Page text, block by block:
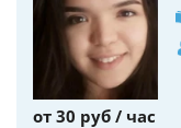
от 30 руб / час